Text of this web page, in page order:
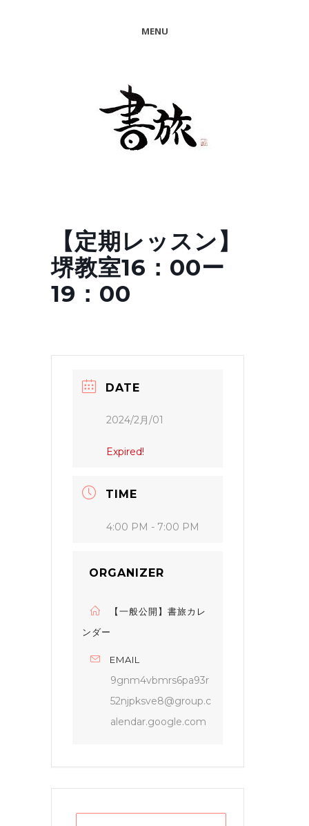
MENU
【定期レッスン】
堺教室16：00ー
19：00
DATE
2024/2月/01
Expired!
TIME
4:00 PM - 7:00 PM
ORGANIZER
【一般公開】書旅カレ
ンダー
EMAIL
9gnm4vbmrs6pa93r
52njpksve8@group.c
alendar.google.com